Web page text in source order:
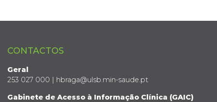
CONTACTOS
Geral
253 027 000 | hbraga@ulsb.min-saude.pt
Gabinete de Acesso à Informação Clínica (GAIC)